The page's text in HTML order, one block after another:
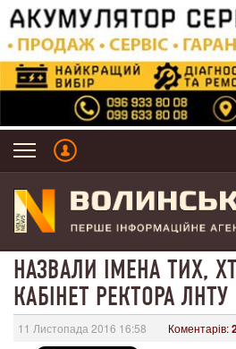
НАЗВАЛИ ІМЕНА ТИХ,
КАБІНЕТ РЕКТОРА ЛНТУ
11 Листопада 2016 16:58 Коментарів: